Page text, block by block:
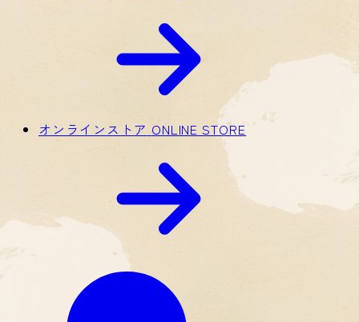
オンラインストア ONLINE STORE